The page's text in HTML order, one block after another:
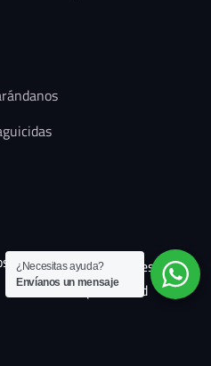
Términos y condiciones
Políticas de privacidad
¿Necesitas ayuda?
Envíanos un mensaje